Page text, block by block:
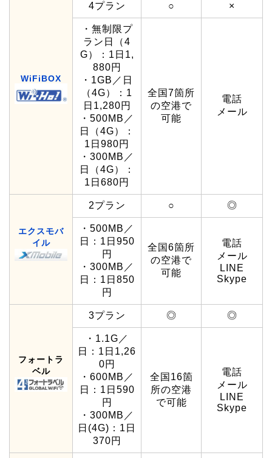
WiFiBOX
4プラン ○ ×
・無制限プ
ラン日（4
G）：1日1,
880円
・1GB／日
（4G）：1
日1,280円
・500MB／
日（4G）：
1日980円
・300MB／
日（4G）：
1日680円
全国7箇所
の空港で
可能
電話
メール
エクスモバ
イル
2プラン ○ ◎
・500MB／
日：1日950
円
・300MB／
日：1日850
円
全国6箇所
の空港で
可能
電話
メール
LINE
Skype
フォートラ
ベル
3プラン ◎ ◎
・1.1G／
日：1日1,26
0円
・600MB／
日：1日590
円
・300MB／
日(4G)：1日
370円
全国16箇
所の空港
で可能
電話
メール
LINE
Skype